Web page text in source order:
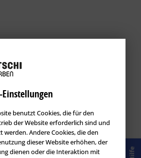
Hilfe
Einstellungen
benutzt Cookies, die für den
der Website erforderlich sind und
werden. Andere Cookies, die den
dieser Website erhöhen, der
dienen oder die Interaktion mit